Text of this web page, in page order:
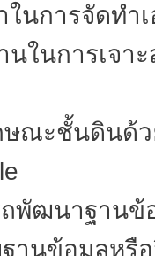
ในการจัดทำ
นในการเจ
ณะชั้นดินด้
พัฒนาฐานข้
านข้อมูลหรื